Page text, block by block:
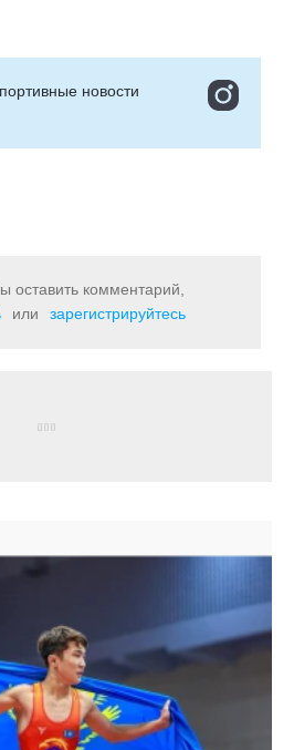
новости
оставить комментарий,
или зарегистрируйтесь